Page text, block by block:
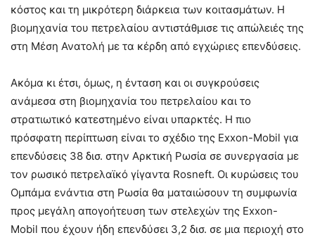
κόστος και τη μικρότερη διάρκεια των κοιτασμάτων. Η
βιομηχανία του πετρελαίου αντιστάθμισε τις απώλειές της
στη Μέση Ανατολή με τα κέρδη από εγχώριες επενδύσεις.
Ακόμα κι έτσι, όμως, η ένταση και οι συγκρούσεις
ανάμεσα στη βιομηχανία του πετρελαίου και το
στρατιωτικό κατεστημένο είναι υπαρκτές. Η πιο
πρόσφατη περίπτωση είναι το σχέδιο της Exxon-Mobil για
επενδύσεις 38 δισ. στην Αρκτική Ρωσία σε συνεργασία με
τον ρωσικό πετρελαϊκό γίγαντα Rosneft. Οι κυρώσεις του
Ομπάμα ενάντια στη Ρωσία θα ματαιώσουν τη συμφωνία
προς μεγάλη απογοήτευση των στελεχών της Exxon-
Mobil που έχουν ήδη επενδύσει 3,2 δισ. σε μια περιοχή στο